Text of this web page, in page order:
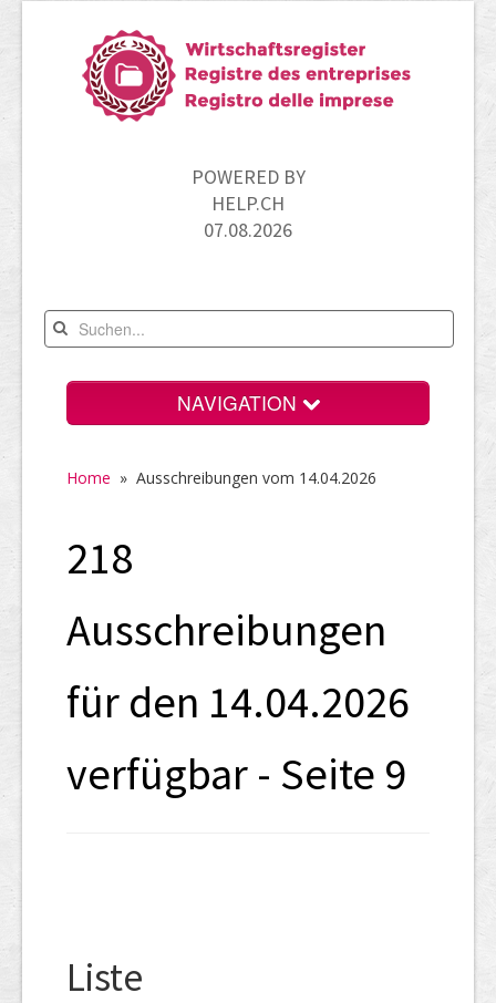
POWERED BY
HELP.CH
07.08.2026
NAVIGATION
UID-Register
Marken-Register
Home » Ausschreibungen vom 14.04.2026
218
Ausschreibungen
für den 14.04.2026
verfügbar - Seite 9
Liste